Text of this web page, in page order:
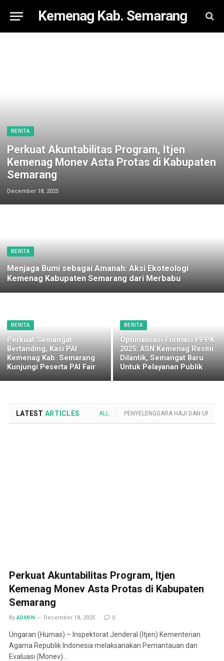
Kemenag Kab. Semarang
BERITA
Perkuat Akuntabilitas Program, Itjen
Kemenag Monev Asta Protas di Kabupaten
Semarang
December 18, 2025
BERITA
Menjaga Bumi sebagai Amanah: Aksi Ekoteologi
Kemenag Kabupaten Semarang dari Merbabu
BERITA
Perkuat Semangat
Bertanding, Kasi PAI
Kemenag Kab. Semarang
Kunjungi Peserta PAI Fair
BERITA
Optimalisasi Formasi PPPK
2025: ASN Kemenag Resmi
Dilantik, Semangat Baru
Untuk Pelayanan Publik
LATEST ARTICLES ALL PENYELENGGARA HAJI DAN UMROH
Perkuat Akuntabilitas Program, Itjen
Kemenag Monev Asta Protas di Kabupaten
Semarang
By ADMIN December 18, 2025 0
Ungaran (Humas) – Inspektorat Jenderal (Itjen) Kementerian
Agama Republik Indonesia melaksanakan Pemantauan dan
Evaluasi (Monev)…